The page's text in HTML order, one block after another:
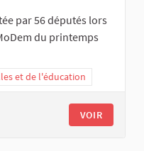
par 56 députés lors
du printemps
et de l'éducation
VOIR